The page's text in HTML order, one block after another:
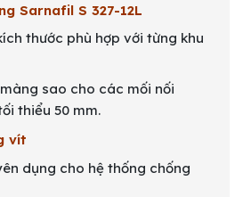
Sarnafil S 327-12L
thước phù hợp với từng khu
sao cho các mối nối
thiểu 50 mm.
vít
dụng cho hệ thống chống